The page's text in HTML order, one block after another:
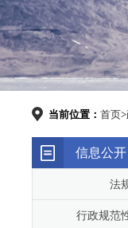
当前位置： 首页>
信息公
法
行政规范